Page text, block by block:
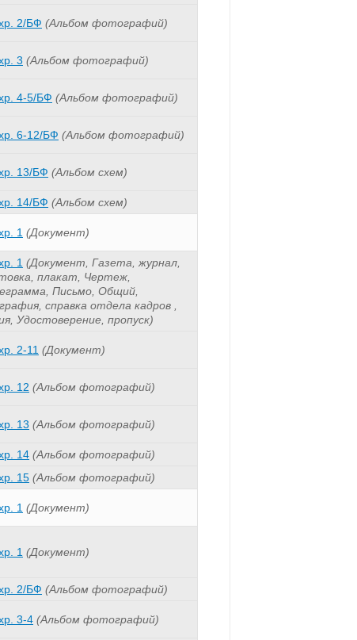
2/БФ (Альбом фотографий)
3 (Альбом фотографий)
4-5/БФ (Альбом фотографий)
6-12/БФ (Альбом фотографий)
13/БФ (Альбом схем)
14/БФ (Альбом схем)
1 (Документ)
1 (Документ, Газета, журнал,
плакат, Чертеж,
Письмо, Общий,
справка отдела кадров ,
Удостоверение, пропуск)
2-11 (Документ)
12 (Альбом фотографий)
13 (Альбом фотографий)
14 (Альбом фотографий)
15 (Альбом фотографий)
1 (Документ)
1 (Документ)
2/БФ (Альбом фотографий)
3-4 (Альбом фотографий)